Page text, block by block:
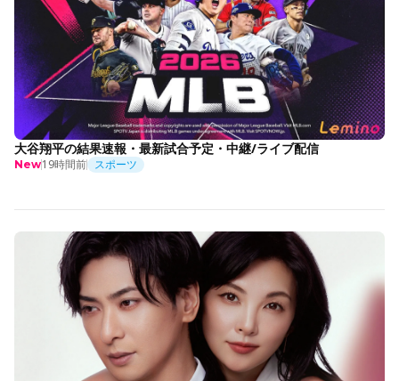
大谷翔平の結果速報・最新試合予定・中継/ライブ配信
New19時間前 スポーツ